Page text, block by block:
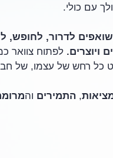
עם כולי.
לדרור, לחופש,
ויוצרים. לפתוח צוואר
כל רחש של עצמו, של
, התמירים וה